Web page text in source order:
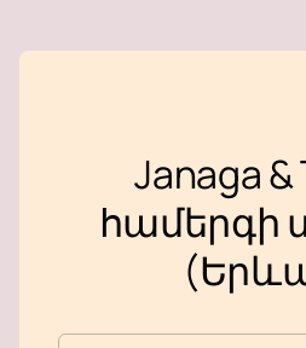
Janaga &
համերգի